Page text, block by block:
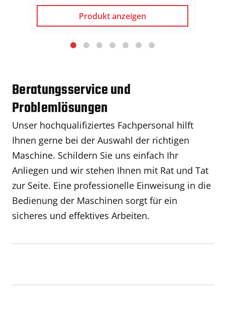
Produkt anzeigen
Beratungsservice und
Problemlösungen
Unser hochqualifiziertes Fachpersonal hilft
Ihnen gerne bei der Auswahl der richtigen
Maschine. Schildern Sie uns einfach Ihr
Anliegen und wir stehen Ihnen mit Rat und Tat
zur Seite. Eine professionelle Einweisung in die
Bedienung der Maschinen sorgt für ein
sicheres und effektives Arbeiten.